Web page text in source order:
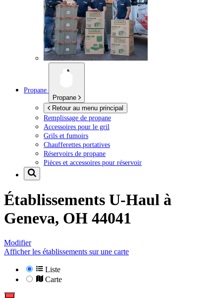
Propane
Propane
Retour au menu principal
Remplissage de propane
Accessoires pour le gril
Grils et fumoirs
Chaufferettes portatives
Réservoirs de propane
Pièces et accessoires pour réservoir
Établissements U-Haul à
Geneva, OH 44041
Modifier
Afficher les établissements sur une carte
Liste
Carte